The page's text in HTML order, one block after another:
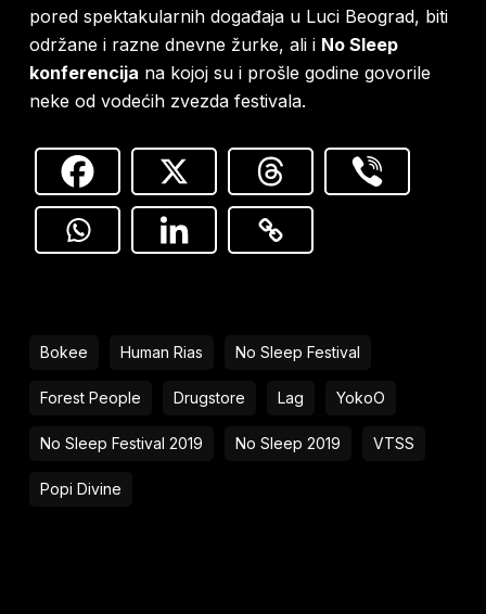
pored spektakularnih događaja u Luci Beograd, biti
održane i razne dnevne žurke, ali i No Sleep
konferencija na kojoj su i prošle godine govorile
neke od vodećih zvezda festivala.
Bokee Human Rias No Sleep Festival
Forest People Drugstore Lag YokoO
No Sleep Festival 2019 No Sleep 2019 VTSS
Popi Divine